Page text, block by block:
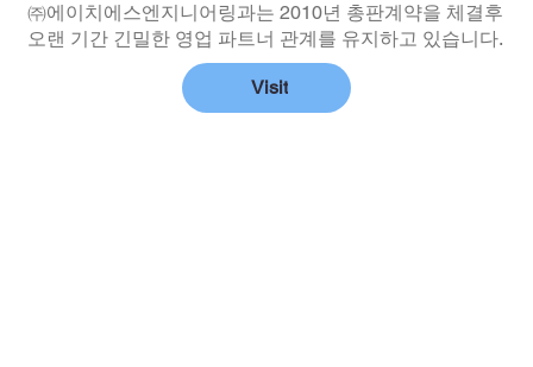
㈜에이치에스엔지니어링과는 2010년 총판계약을 체결후
오랜 기간 긴밀한 영업 파트너 관계를 유지하고 있습니다.
Visit